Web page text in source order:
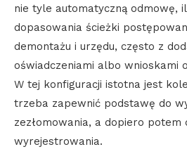
nie tyle automatyczną odmowę,
dopasowania ścieżki
demontażu i urzędu, często z
oświadczeniami albo wnioskami
W tej konfiguracji istotna jest
trzeba zapewnić podstawę do
zezłomowania, a dopiero
wyrejestrowania.